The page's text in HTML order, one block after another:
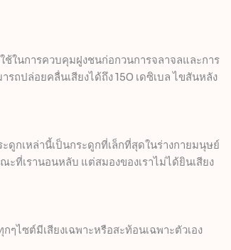
ในการควบคุมฝูงชนก่อกวนการจลาจลและการ
ถปล่อยคลื่นเสียงได้ถึง 150 เดซิเบล ไขสันหลัง
ดูกเหล่านี้เป็นกระดูกที่เล็กที่สุดในร่างกายมนุษย์
ะที่เรานอนหลับ แต่สมองของเราไม่ได้ยินเสียง
ไซต์มีเสียงเฉพาะหรือสะท้อนเฉพาะตัวเอง